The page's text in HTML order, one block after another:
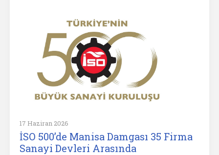
17 Haziran 2026
İSO 500’de Manisa Damgası 35 Firma
Sanayi Devleri Arasında